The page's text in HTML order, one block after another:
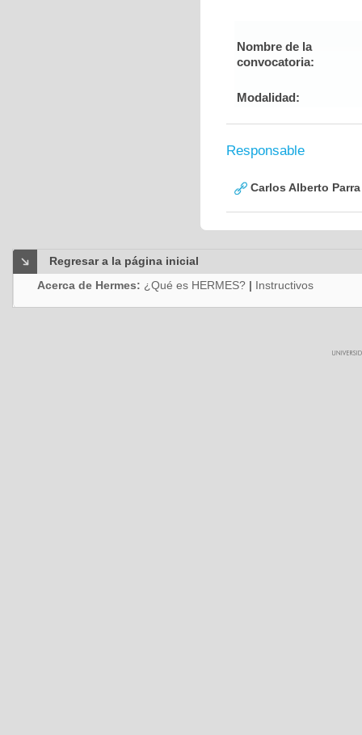
Nombre de la
convocatoria:
Modalidad:
Responsable
Carlos Alberto
Regresar a la página inicial
Acerca de Hermes: ¿Qué es HERMES? | Instructivos